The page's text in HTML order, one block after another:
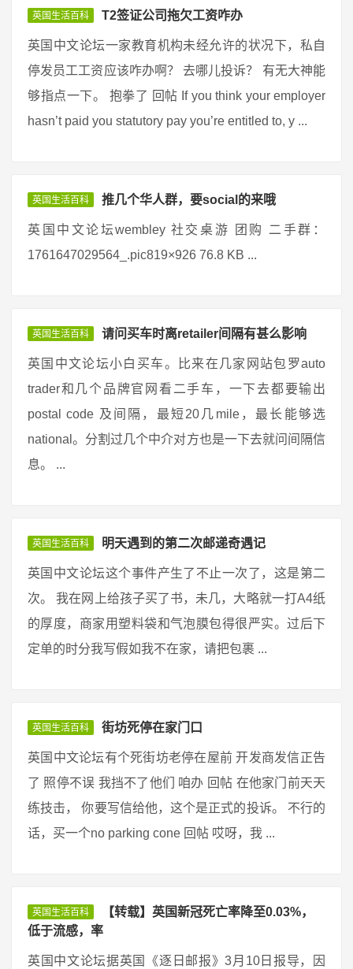
英国生活百科 T2签证公司拖欠工资咋办
英国中文论坛一家教育机构未经允许的状况下，私自
停发员工工资应该咋办啊？ 去哪儿投诉？ 有无大神能
够指点一下。 抱拳了 回帖 If you think your employer
hasn’t paid you statutory pay you’re entitled to, y ...
英国生活百科 推几个华人群，要social的来哦
英国中文论坛wembley 社交桌游 团购 二手群：
1761647029564_.pic819×926 76.8 KB ...
英国生活百科 请问买车时离retailer间隔有甚么影响
英国中文论坛小白买车。比来在几家网站包罗auto
trader和几个品牌官网看二手车，一下去都要输出
postal code 及间隔，最短20几mile，最长能够选
national。分割过几个中介对方也是一下去就问间隔信
息。 ...
英国生活百科 明天遇到的第二次邮递奇遇记
英国中文论坛这个事件产生了不止一次了，这是第二
次。 我在网上给孩子买了书，未几，大略就一打A4纸
的厚度，商家用塑料袋和气泡膜包得很严实。过后下
定单的时分我写假如我不在家，请把包裹 ...
英国生活百科 街坊死停在家门口
英国中文论坛有个死街坊老停在屋前 开发商发信正告
了 照停不误 我挡不了他们 咱办 回帖 在他家门前天天
练技击， 你要写信给他，这个是正式的投诉。 不行的
话，买一个no parking cone 回帖 哎呀，我 ...
英国生活百科
【转载】英国新冠死亡率降至0.03%，
低于流感，率
英国中文论坛据英国《逐日邮报》3月10日报导，因